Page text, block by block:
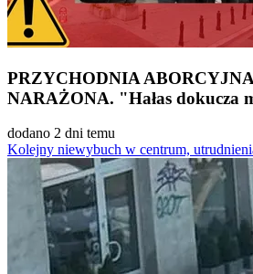
PRZYCHODNIA
NARAŻONA. "Hałas dokucza
dodano 2 dni temu
Kolejny niewybuch w centrum,